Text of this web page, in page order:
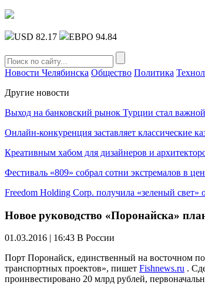
USD 82.17 ЕВРО 94.84
Новости Челябинска Общество Политика
Другие новости
Выход на банковский рынок Турции стал
Онлайн-конкуренция заставляет классические
Креативным хабом для дизайнеров и
Фестиваль «809» собрал сотни экстремалов в
Freedom Holding Corp. получила «зеленый свет»
Новое руководство «Поронайска»
01.03.2016 | 16:43 В России
Порт Поронайск, единственный на восточном
транспортных проектов», пишет Fishnews.ru .
проинвестировано 20 млрд рублей,